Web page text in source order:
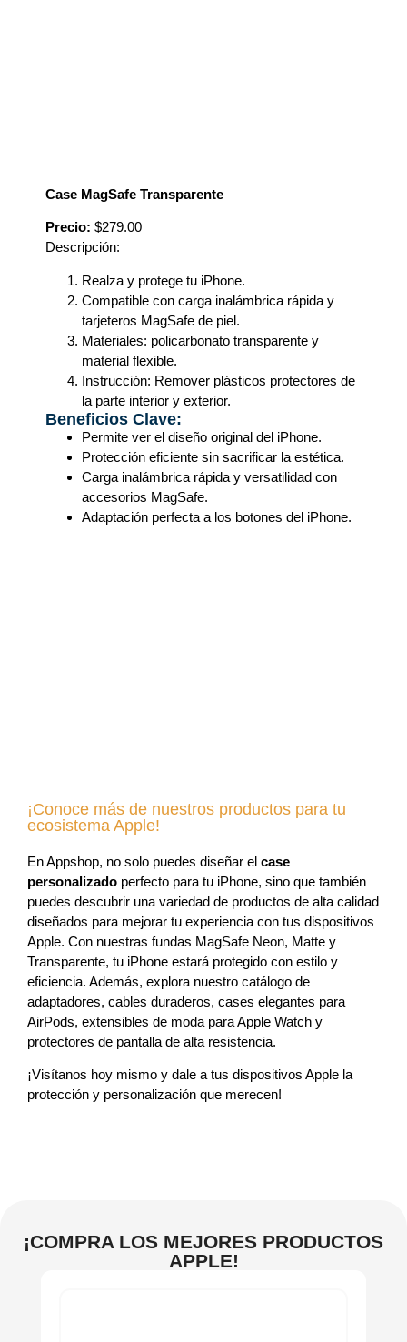
Case MagSafe Transparente
Precio: $279.00
Descripción:
Realza y protege tu iPhone.
Compatible con carga inalámbrica rápida y
tarjeteros MagSafe de piel.
Materiales: policarbonato transparente y
material flexible.
Instrucción: Remover plásticos protectores de
la parte interior y exterior.
Beneficios Clave:
Permite ver el diseño original del iPhone.
Protección eficiente sin sacrificar la estética.
Carga inalámbrica rápida y versatilidad con
accesorios MagSafe.
Adaptación perfecta a los botones del iPhone.
¡Conoce más de nuestros productos para tu
ecosistema Apple!
En Appshop, no solo puedes diseñar el case
personalizado perfecto para tu iPhone, sino que también
puedes descubrir una variedad de productos de alta calidad
diseñados para mejorar tu experiencia con tus dispositivos
Apple. Con nuestras fundas MagSafe Neon, Matte y
Transparente, tu iPhone estará protegido con estilo y
eficiencia. Además, explora nuestro catálogo de
adaptadores, cables duraderos, cases elegantes para
AirPods, extensibles de moda para Apple Watch y
protectores de pantalla de alta resistencia.
¡Visítanos hoy mismo y dale a tus dispositivos Apple la
protección y personalización que merecen!
¡COMPRA LOS MEJORES PRODUCTOS
APPLE!